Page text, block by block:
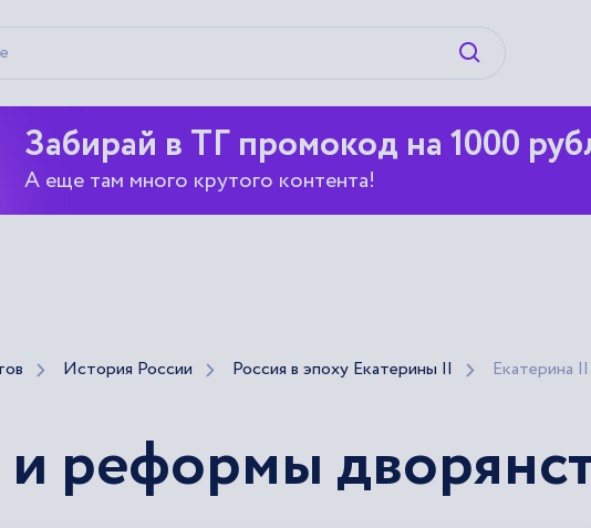
Искать
Забирай в ТГ промокод на 1000
А еще там много крутого контента!
История России Россия в эпоху Екатерины II Екатерина
реформы